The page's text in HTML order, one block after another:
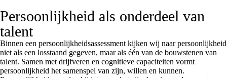
Persoonlijkheid als onderdeel van
talent
Binnen een persoonlijkheidsassessment kijken wij naar persoonlijkheid
niet als een losstaand gegeven, maar als één van de bouwstenen van
talent. Samen met drijfveren en cognitieve capaciteiten vormt
persoonlijkheid het samenspel van zijn, willen en kunnen.